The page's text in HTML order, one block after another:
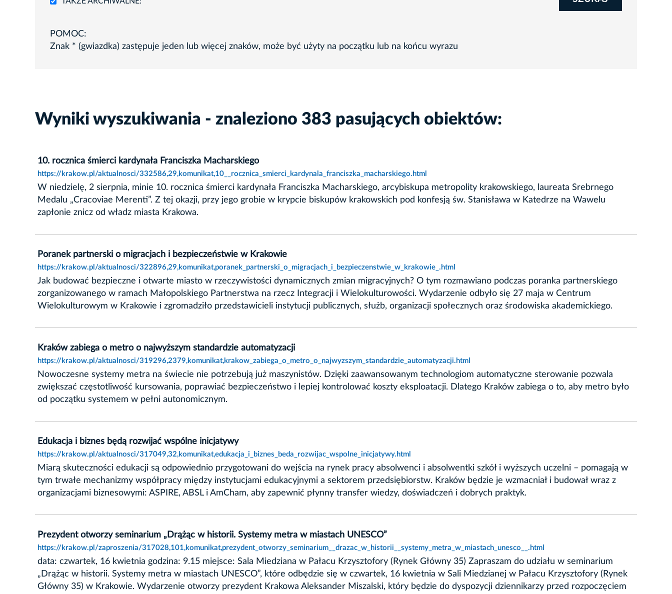
POMOC:
Znak * (gwiazdka) zastępuje jeden lub więcej znaków, może być użyty na początku lub na końcu wyrazu
Wyniki wyszukiwania - znaleziono 383 pasujących obiektów:
10. rocznica śmierci kardynała Franciszka Macharskiego
https://krakow.pl/aktualnosci/332586,29,komunikat,10__rocznica_smierci_kardynala_franciszka_macharskiego.html
W niedzielę, 2 sierpnia, minie 10. rocznica śmierci kardynała Franciszka Macharskiego, arcybiskupa metropolity krakowskiego, laureata Srebrnego
Medalu „Cracoviae Merenti”. Z tej okazji, przy jego grobie w krypcie biskupów krakowskich pod konfesją św. Stanisława w Katedrze na Wawelu
zapłonie znicz od władz miasta Krakowa.
Poranek partnerski o migracjach i bezpieczeństwie w Krakowie
https://krakow.pl/aktualnosci/322896,29,komunikat,poranek_partnerski_o_migracjach_i_bezpieczenstwie_w_krakowie_.html
Jak budować bezpieczne i otwarte miasto w rzeczywistości dynamicznych zmian migracyjnych? O tym rozmawiano podczas poranka partnerskiego
zorganizowanego w ramach Małopolskiego Partnerstwa na rzecz Integracji i Wielokulturowości. Wydarzenie odbyło się 27 maja w Centrum
Wielokulturowym w Krakowie i zgromadziło przedstawicieli instytucji publicznych, służb, organizacji społecznych oraz środowiska akademickiego.
Kraków zabiega o metro o najwyższym standardzie automatyzacji
https://krakow.pl/aktualnosci/319296,2379,komunikat,krakow_zabiega_o_metro_o_najwyzszym_standardzie_automatyzacji.html
Nowoczesne systemy metra na świecie nie potrzebują już maszynistów. Dzięki zaawansowanym technologiom automatyczne sterowanie pozwala
zwiększać częstotliwość kursowania, poprawiać bezpieczeństwo i lepiej kontrolować koszty eksploatacji. Dlatego Kraków zabiega o to, aby metro było
od początku systemem w pełni autonomicznym.
Edukacja i biznes będą rozwijać wspólne inicjatywy
https://krakow.pl/aktualnosci/317049,32,komunikat,edukacja_i_biznes_beda_rozwijac_wspolne_inicjatywy.html
Miarą skuteczności edukacji są odpowiednio przygotowani do wejścia na rynek pracy absolwenci i absolwentki szkół i wyższych uczelni – pomagają w
tym trwałe mechanizmy współpracy między instytucjami edukacyjnymi a sektorem przedsiębiorstw. Kraków będzie je wzmacniał i budował wraz z
organizacjami biznesowymi: ASPIRE, ABSL i AmCham, aby zapewnić płynny transfer wiedzy, doświadczeń i dobrych praktyk.
Prezydent otworzy seminarium „Drążąc w historii. Systemy metra w miastach UNESCO”
https://krakow.pl/zaproszenia/317028,101,komunikat,prezydent_otworzy_seminarium__drazac_w_historii__systemy_metra_w_miastach_unesco__.html
data: czwartek, 16 kwietnia godzina: 9.15 miejsce: Sala Miedziana w Pałacu Krzysztofory (Rynek Główny 35) Zapraszam do udziału w seminarium
„Drążąc w historii. Systemy metra w miastach UNESCO”, które odbędzie się w czwartek, 16 kwietnia w Sali Miedzianej w Pałacu Krzysztofory (Rynek
Główny 35) w Krakowie. Wydarzenie otworzy prezydent Krakowa Aleksander Miszalski, który będzie do dyspozycji dziennikarzy przed rozpoczęciem